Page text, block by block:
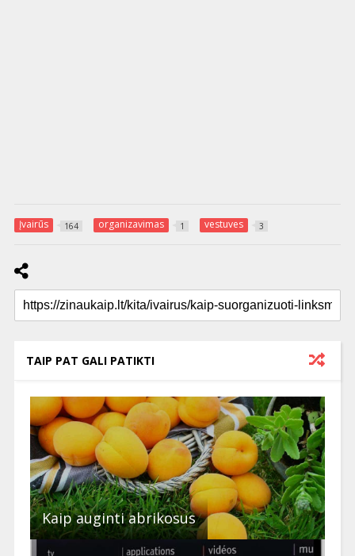
Įvairūs 164 organizavimas 1 vestuves 3
TAIP PAT GALI PATIKTI
Kaip auginti abrikosus